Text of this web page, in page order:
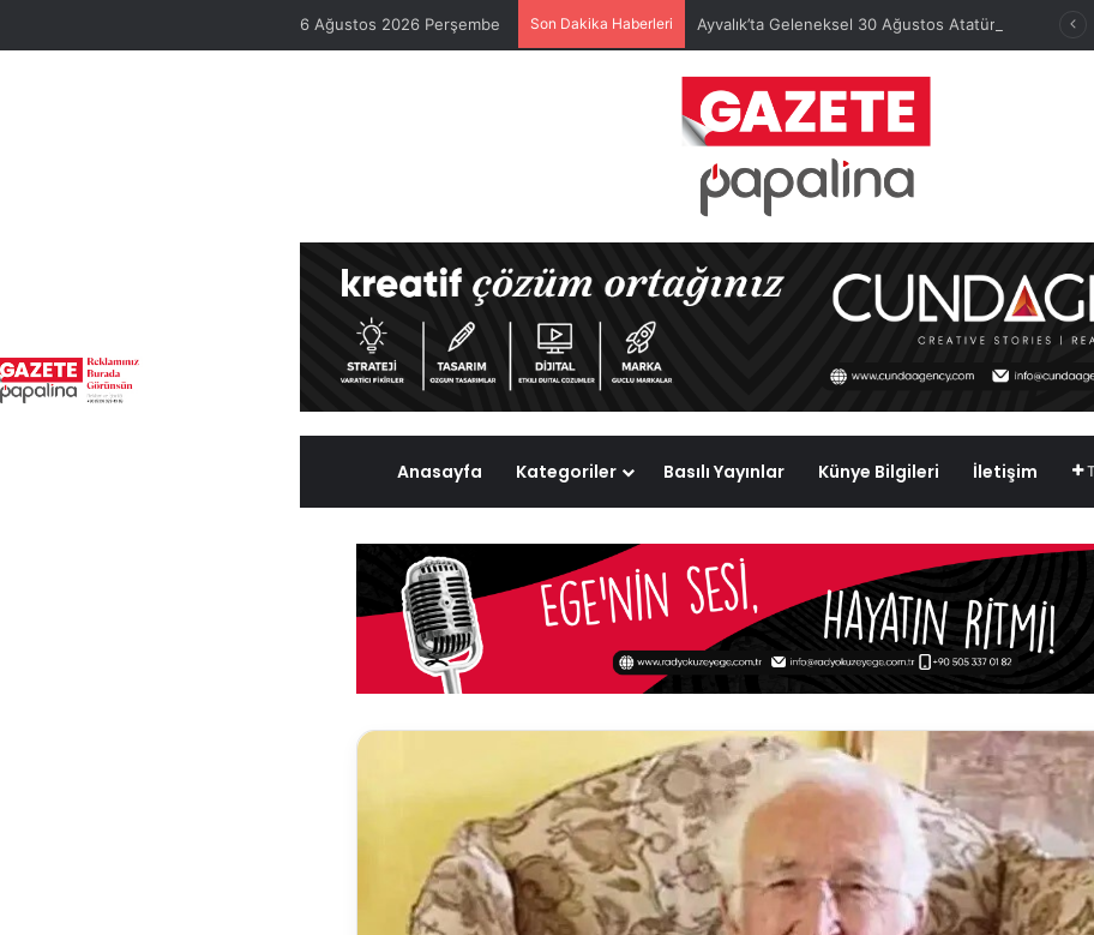
6 Ağustos 2026 Perşembe Son Dakika Haberleri
Anasayfa Kategoriler Basılı Yayınlar Künye Bilgileri İletişim